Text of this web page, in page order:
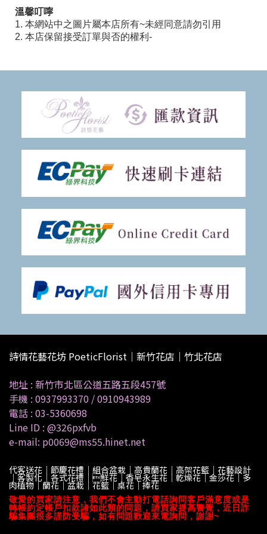
溫馨叮嚀
1. 本網站中之圖片屬本店所有~未經同意請勿引用
2. 本店保留接受訂單與否的權利-
詩情花藝花坊 PoeticFlorist｜新竹花店｜竹北花店
地址 : 新竹市北區公道五路五段457號
手機 : 0937993370 /0910943989
電話 : 03-5360698
Line ID : @326pxfvb
e-mail: p0069@ms55.hinet.net
代客送花｜節慶花禮｜組合盆栽｜高貴蘭花｜高架花籃｜花藝設計
｜客製化｜各式花禮｜鮮花｜香皂永生花｜乾燥花｜金莎花｜多
肉植物｜蘭花｜盆栽｜花籃｜桌花｜捧花
敬愛的買家請注意，我們不會主動打電話詢問客戶滿意度或是
轉帳約定帳戶扣款諸如此類的問題，請買家提高警覺，近日詐
騙集團很多謹防受騙，如有問題歡迎來電詢問，謝謝~